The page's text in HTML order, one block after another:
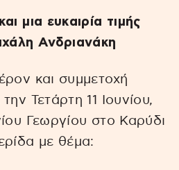
μια ευκαιρία τιμής
Ανδριανάκη
και συμμετοχή
Τετάρτη 11 Ιουνίου,
Γεωργίου στο Καρύδι
με θέμα: